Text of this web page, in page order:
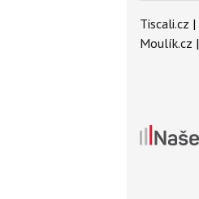
Tiscali.cz |
Moulík.cz |